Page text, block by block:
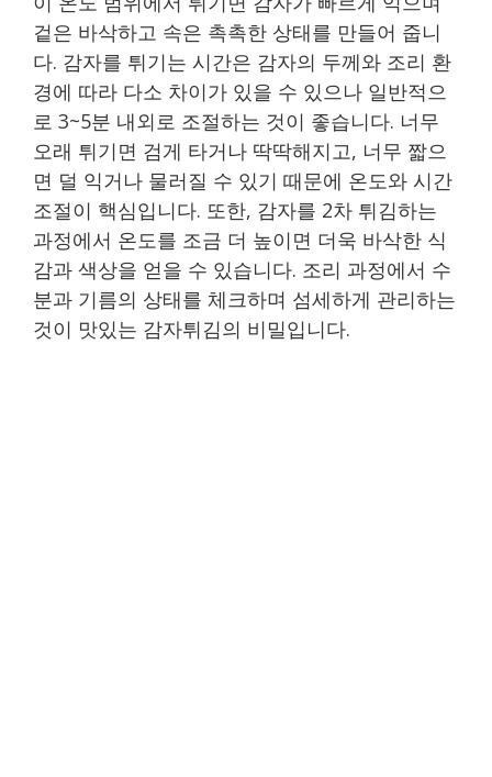
겉은 바삭하고 속은 촉촉한 상태를 만들어 줍니
다. 감자를 튀기는 시간은 감자의 두께와 조리 환
경에 따라 다소 차이가 있을 수 있으나 일반적으
로 3~5분 내외로 조절하는 것이 좋습니다. 너무
오래 튀기면 검게 타거나 딱딱해지고, 너무 짧으
면 덜 익거나 물러질 수 있기 때문에 온도와 시간
조절이 핵심입니다. 또한, 감자를 2차 튀김하는
과정에서 온도를 조금 더 높이면 더욱 바삭한 식
감과 색상을 얻을 수 있습니다. 조리 과정에서 수
분과 기름의 상태를 체크하며 섬세하게 관리하는
것이 맛있는 감자튀김의 비밀입니다.